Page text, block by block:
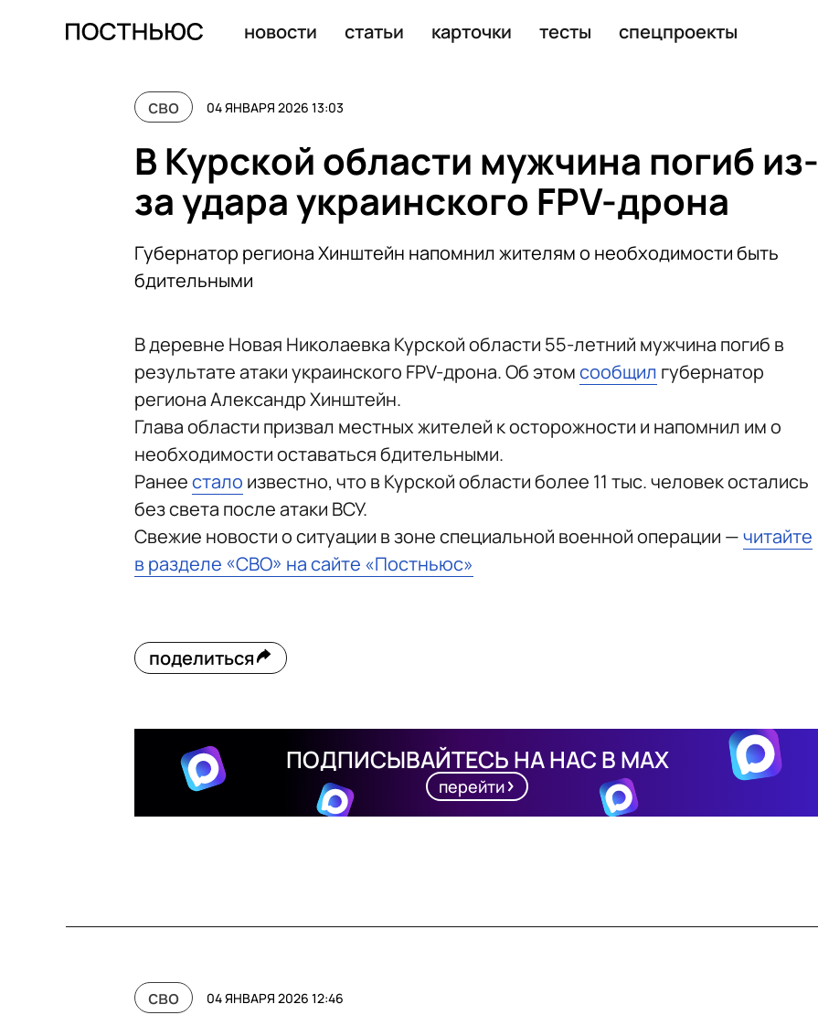
новости статьи карточки тесты спецпроекты
сво 04 ЯНВАРЯ 2026 13:03
В Курской области мужчина погиб из-
за удара украинского FPV-дрона
Губернатор региона Хинштейн напомнил жителям о необходимости быть
бдительными
В деревне Новая Николаевка Курской области 55-летний мужчина погиб в
результате атаки украинского FPV-дрона. Об этомсообщил губернатор
региона Александр Хинштейн.
Глава области призвал местных жителей к осторожности и напомнил им о
необходимости оставаться бдительными.
Ранеестало известно, что в Курской области более 11 тыс. человек остались
без света после атаки ВСУ.
Свежие новости о ситуации в зоне специальной военной операции —читайте
в разделе «СВО» на сайте «Постньюс»
поделиться
ПОДПИСЫВАЙТЕСЬ НА НАС В MAX
перейти
сво 04 ЯНВАРЯ 2026 12:46